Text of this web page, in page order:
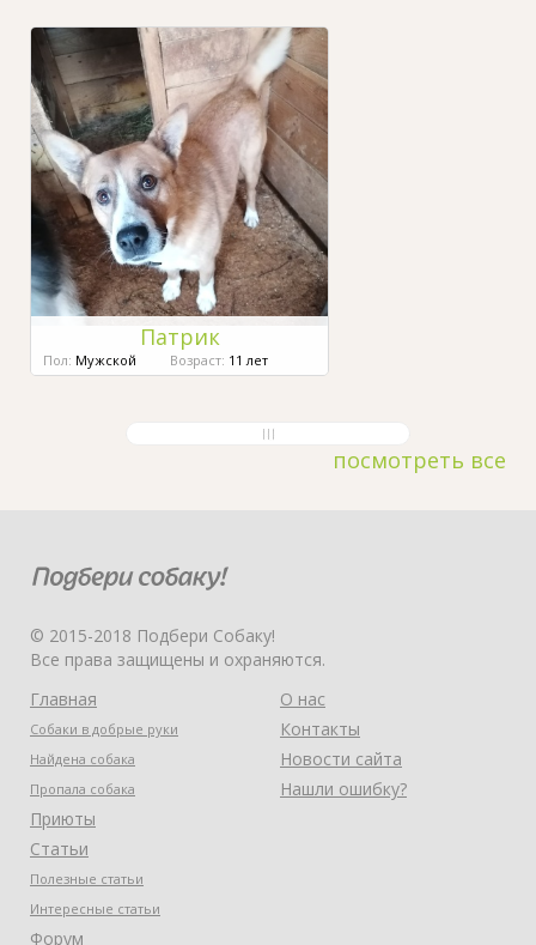
Патрик
Пол: Мужской Возраст: 11 лет
посмотреть все
© 2015-2018 Подбери Собаку!
Все права защищены и охраняются.
Главная
Собаки в добрые руки
Найдена собака
Пропала собака
Приюты
Статьи
Полезные статьи
Интересные статьи
Форум
О нас
Контакты
Новости сайта
Нашли ошибку?